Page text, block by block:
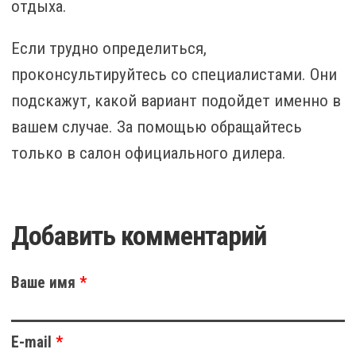
отдыха.
Если трудно определиться,
проконсультируйтесь со специалистами. Они
подскажут, какой вариант подойдет именно в
вашем случае. За помощью обращайтесь
только в салон официального дилера.
Добавить комментарий
Ваше имя *
E-mail *